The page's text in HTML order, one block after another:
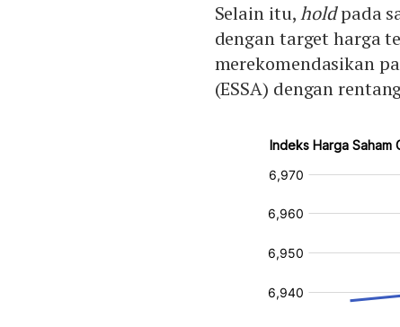
Selain itu,holdpada
dengan target harga
merekomendasikan
(ESSA) dengan